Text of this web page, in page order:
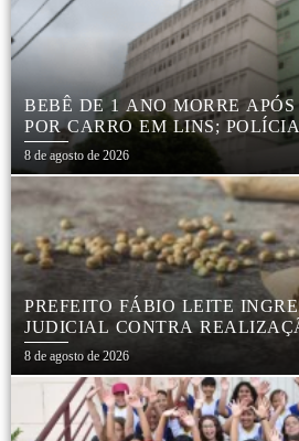
BEBÊ DE 1 ANO MORRE
POR CARRO EM LINS;
ACIDENTE
8 de agosto de 2026
PREFEITO FÁBIO LEITE
JUDICIAL CONTRA
DA MACONHA EM BOTUCATU
8 de agosto de 2026